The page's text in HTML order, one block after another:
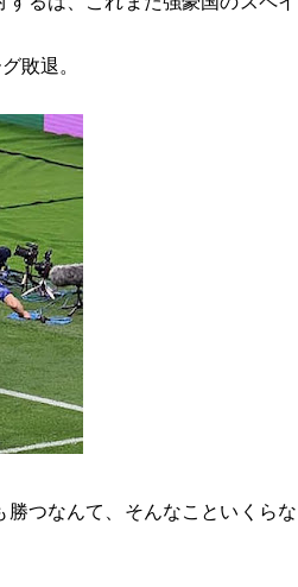
敗退。
つなんて、そんなこといくらな